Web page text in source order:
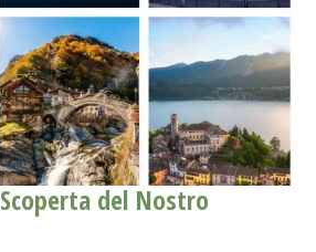
del Nostro